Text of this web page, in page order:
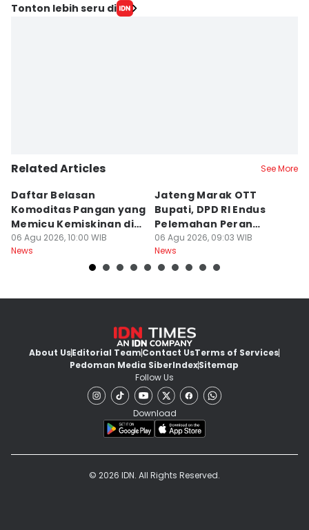
Tonton lebih seru di
Related Articles See More
Daftar Belasan
Komoditas Pangan yang
Memicu Kemiskinan di
Jawa Tengah
06 Agu 2026, 10:00 WIB
News
Jateng Marak OTT
Bupati, DPD RI Endus
Pelemahan Peran
Inspektorat
06 Agu 2026, 09:03 WIB
News
About UsEditorial TeamContact UsTerms of Services
Pedoman Media SiberIndexSitemap
Follow Us
Download
© 2026 IDN. All Rights Reserved.